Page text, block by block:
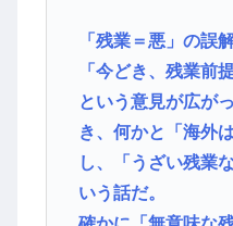
「残業＝悪」の誤
「今どき、残業前
という意見が広が
き、何かと「海外
し、「うざい残業
いう話だ。